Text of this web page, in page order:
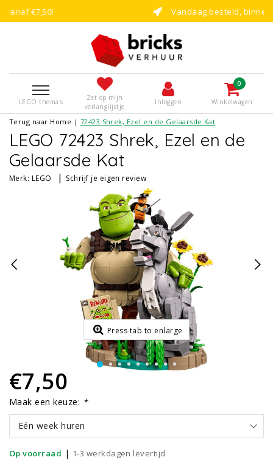
Vandaag besteld, binnen enkele dagen
LEGO thema's
Zet op mijn
verlanglijstje
Inloggen
0
Winkelwagen
Terug naar Home | 72423 Shrek, Ezel en de Gelaarsde Kat
LEGO 72423 Shrek, Ezel en de
Gelaarsde Kat
Merk: LEGO | Schrijf je eigen review
Press tab to enlarge
€7,50
Maak een keuze: *
Eén week huren
Op voorraad | 1-3 werkdagen levertijd